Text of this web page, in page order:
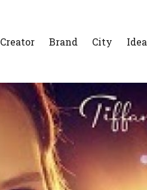
Creator Brand City Idea